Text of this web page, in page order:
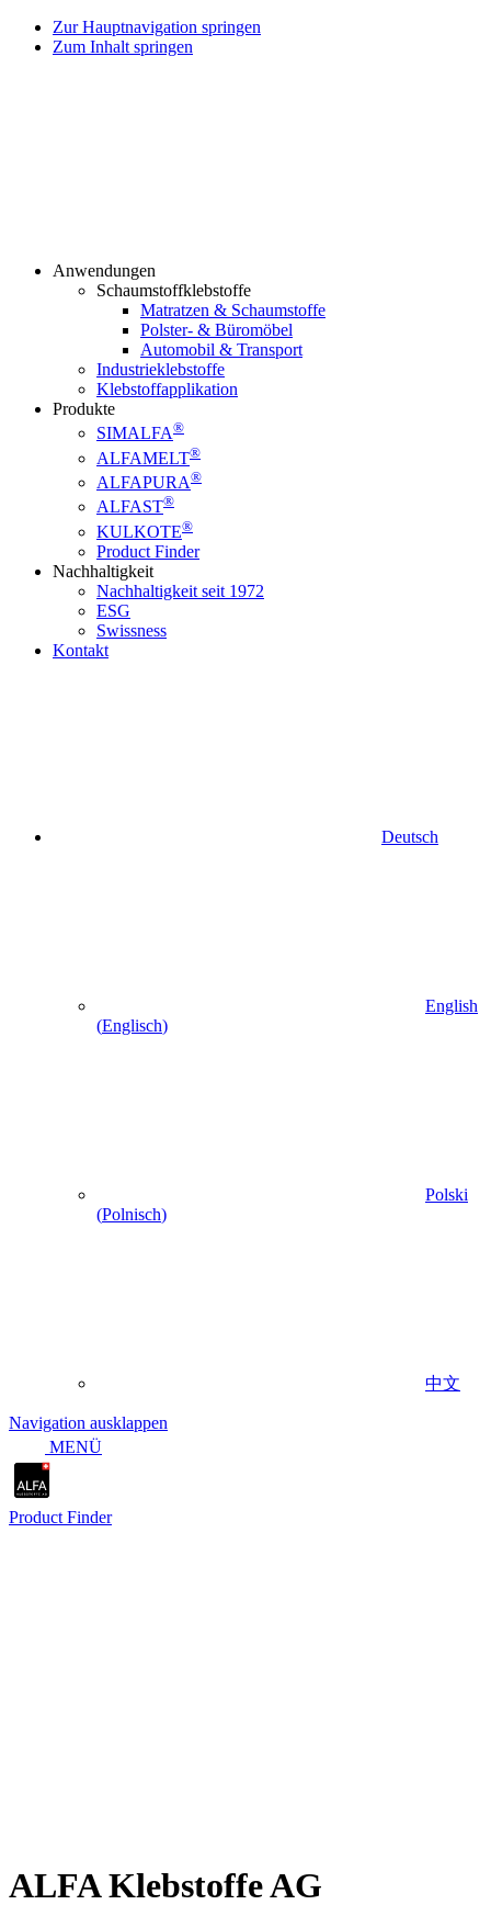
Zur Hauptnavigation springen
Zum Inhalt springen
Anwendungen
Schaumstoffklebstoffe
Matratzen & Schaumstoffe
Polster- & Büromöbel
Automobil & Transport
Industrieklebstoffe
Klebstoffapplikation
Produkte
SIMALFA®
ALFAMELT®
ALFAPURA®
ALFAST®
KULKOTE®
Product Finder
Nachhaltigkeit
Nachhaltigkeit seit 1972
ESG
Swissness
Kontakt
Deutsch
English
(Englisch)
Polski
(Polnisch)
中文
Navigation ausklappen
MENÜ
Product Finder
ALFA Klebstoffe AG